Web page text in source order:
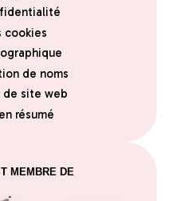
cookies
de noms
de site web
résumé
MEMBRE DE